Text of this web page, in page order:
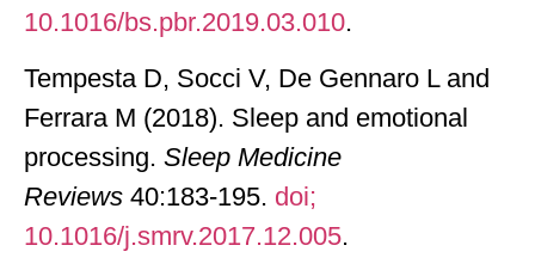
10.1016/bs.pbr.2019.03.010.
Tempesta D, Socci V, De Gennaro L and
Ferrara M (2018). Sleep and emotional
processing. Sleep Medicine
Reviews 40:183-195. doi;
10.1016/j.smrv.2017.12.005.